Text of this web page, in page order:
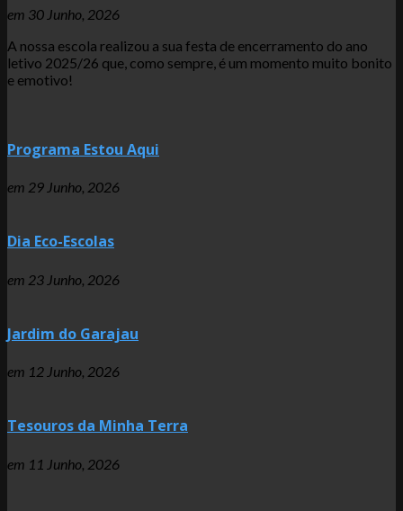
em 30 Junho, 2026
A nossa escola realizou a sua festa de encerramento do ano
letivo 2025/26 que, como sempre, é um momento muito bonito
e emotivo!
Programa Estou Aqui
em 29 Junho, 2026
Dia Eco-Escolas
em 23 Junho, 2026
Jardim do Garajau
em 12 Junho, 2026
Tesouros da Minha Terra
em 11 Junho, 2026